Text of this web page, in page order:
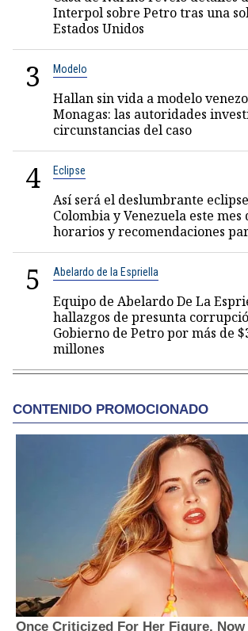
Interpol sobre Petro tras una
Estados Unidos
3 Modelo
Hallan sin vida a modelo
Monagas: las autoridades
circunstancias del caso
4 Eclipse
Así será el deslumbrante
Colombia y Venezuela este mes
horarios y recomendaciones
5 Abelardo de la Espriella
Equipo de Abelardo De La
hallazgos de presunta
Gobierno de Petro por más de
millones